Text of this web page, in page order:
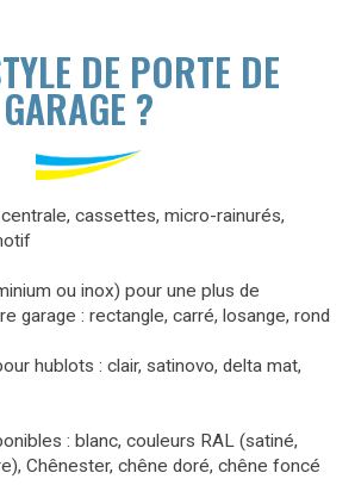
DE PORTE DE
GARAGE ?
cassettes, micro-rainurés,
ou inox) pour une plus de
garage : rectangle, carré, losange, rond
hublots : clair, satinovo, delta mat,
: blanc, couleurs RAL (satiné,
Chênester, chêne doré, chêne foncé